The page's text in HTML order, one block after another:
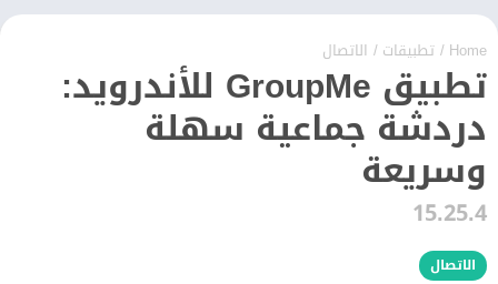
Home
/ تطبيقات / الاتصال
تطبيق GroupMe للأندرويد:
دردشة جماعية سهلة
وسريعة
15.25.4
الاتصال